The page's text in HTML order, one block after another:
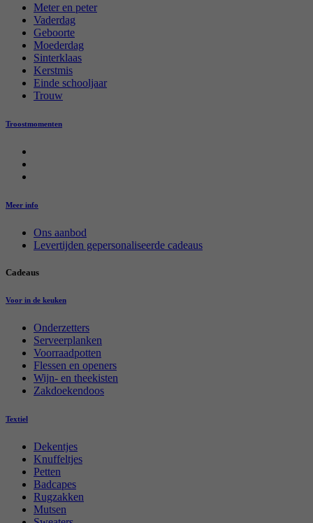
Meter en peter
Vaderdag
Geboorte
Moederdag
Sinterklaas
Kerstmis
Einde schooljaar
Trouw
Troostmomenten
Meer info
Ons aanbod
Levertijden gepersonaliseerde cadeaus
Cadeaus
Voor in de keuken
Onderzetters
Serveerplanken
Voorraadpotten
Flessen en openers
Wijn- en theekisten
Zakdoekendoos
Textiel
Dekentjes
Knuffeltjes
Petten
Badcapes
Rugzakken
Mutsen